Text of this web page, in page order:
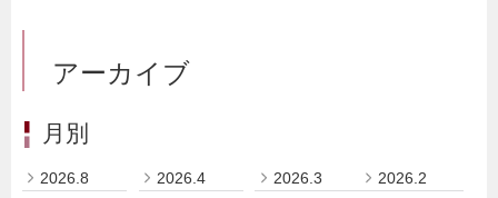
アーカイブ
月別
2026.8 2026.4 2026.3
2026.2